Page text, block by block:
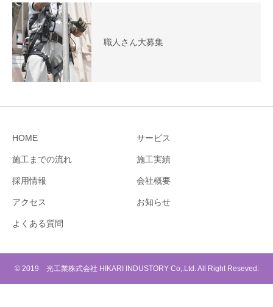
職人さん大募集
HOME サービス
施工までの流れ 施工実績
採用情報 会社概要
アクセス お知らせ
よくある質問
© 2019 光工業株式会社 HIKARI INDUSTORY Co,.Ltd. All Right Reseved.